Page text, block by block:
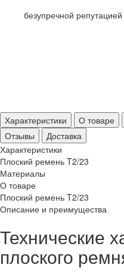
безупречной репутацией
Характеристики
О товаре
Отзывы
Доставка
Характеристики
Плоский ремень T2/23
Материалы
О товаре
Плоский ремень T2/23
Описание и преимущества
Технические
плоского